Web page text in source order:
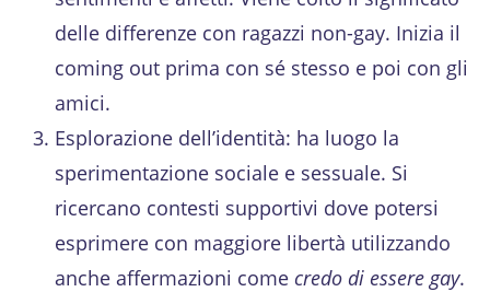
delle differenze con ragazzi non-gay. Inizia il
coming out prima con sé stesso e poi con gli
amici.
Esplorazione dell’identità: ha luogo la
sperimentazione sociale e sessuale. Si
ricercano contesti supportivi dove potersi
esprimere con maggiore libertà utilizzando
anche affermazioni come credo di essere gay.